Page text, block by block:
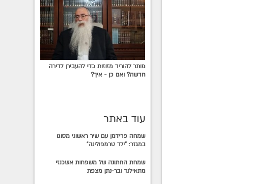
מותר להוריד מזוזות כדי להעבירן לדירה
חדשה? ואם כן - איך?
עוד באתר
שמחה פרידמן עם שיר ראשוני מסוגו
במגזר: "ילד טרמפולינה"
שמחת החתונה של משפחות אשכנזי
מתאילנד ובר-נתן מצפת